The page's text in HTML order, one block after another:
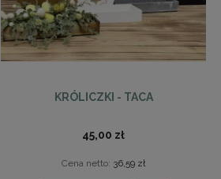
KOSZ SZNUR 3 SERCA NA BOKU
52,00 zł
KRÓLICZKI - TACA
45,00 zł
Cena netto: 36,59 zł